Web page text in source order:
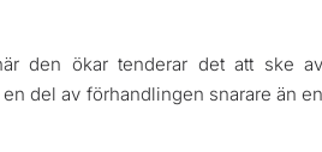
den ökar tenderar det att ske av
del av förhandlingen snarare än en